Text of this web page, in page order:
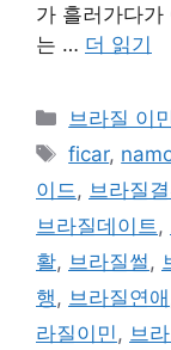
가 흘러가다
는 … 더 읽기
카
테
리
브라질 이
태
그
ficar,
이드 , 브라질
브라질데이트 ,
활, 브라질썰 ,
행 , 브라질연애
라질이민 , 브